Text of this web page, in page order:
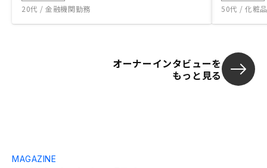
20代 / 金融機関勤務 50代 / 化粧
オーナーインタビューを
もっと見る
MAGAZINE